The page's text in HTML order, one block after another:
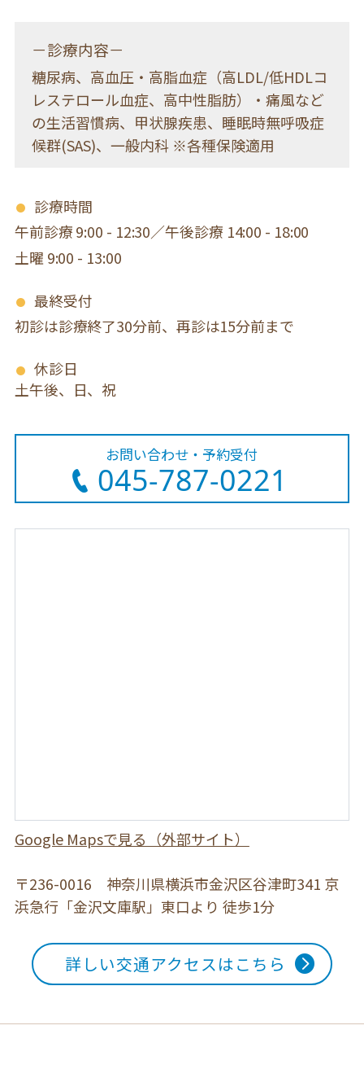
－診療内容－
糖尿病、高血圧・高脂血症（高LDL/低HDLコ
レステロール血症、高中性脂肪）・痛風など
の生活習慣病、甲状腺疾患、睡眠時無呼吸症
候群(SAS)、一般内科 ※各種保険適用
診療時間
午前診療 9:00 - 12:30／午後診療 14:00 - 18:00
土曜 9:00 - 13:00
最終受付
初診は診療終了30分前、再診は15分前まで
休診日
土午後、日、祝
お問い合わせ・予約受付
045-787-0221
Google Mapsで見る（外部サイト）
〒236-0016 神奈川県横浜市金沢区谷津町341 京
浜急行「金沢文庫駅」東口より 徒歩1分
詳しい交通アクセスはこちら